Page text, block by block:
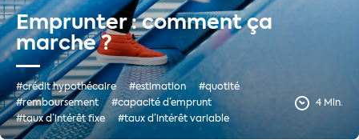
Emprunter : comment ça
marche ?
#crédit hypothécaire #estimation
#quotité
#remboursement
#capacité d’emprunt
#taux d’intérêt fixe
#taux d’intérêt variable
4 Min.